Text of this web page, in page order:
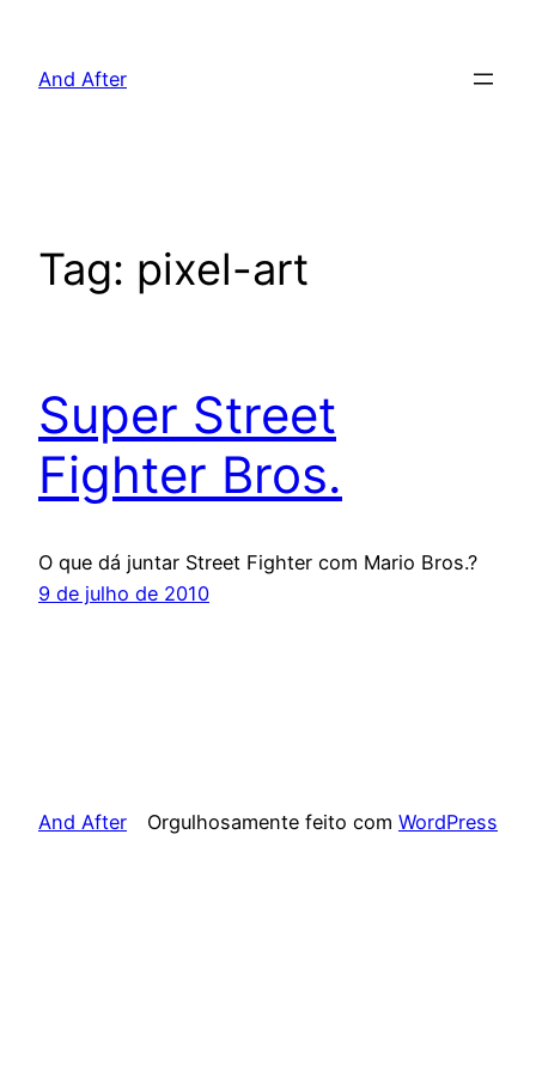
And After
Tag: pixel-art
Super Street
Fighter Bros.
O que dá juntar Street Fighter com Mario Bros.?
9 de julho de 2010
And After Orgulhosamente feito com WordPress